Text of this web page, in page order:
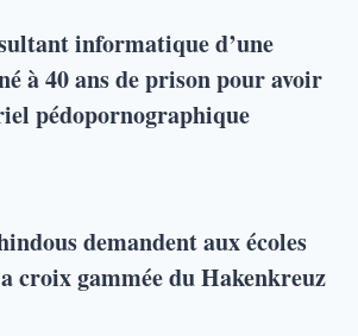
informatique d’une
à 40 ans de prison pour avoir
pédopornographique
demandent aux écoles
croix gammée du Hakenkreuz